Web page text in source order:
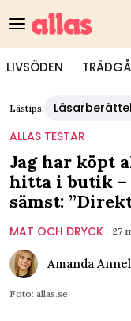
LIVSÖDEN
Lästips:
ALLAS TESTAR
Jag har köpt
hitta i butik –
sämst:
MAT OCH DRYCK 27
Amanda
Foto: allas.se